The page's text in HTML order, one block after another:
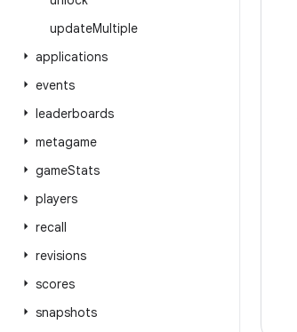
updateMultiple
applications
events
leaderboards
metagame
gameStats
players
recall
revisions
scores
snapshots